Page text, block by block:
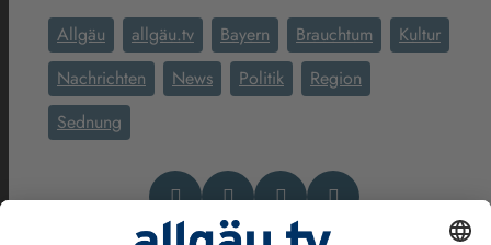
Allgäu allgäu.tv Bayern Brauchtum
Kultur
Nachrichten
News Politik
Region
Sednung